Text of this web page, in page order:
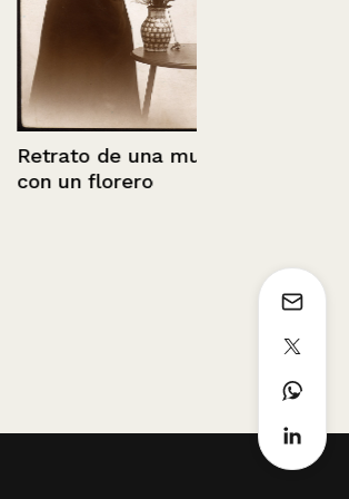
de una mujer
un florero